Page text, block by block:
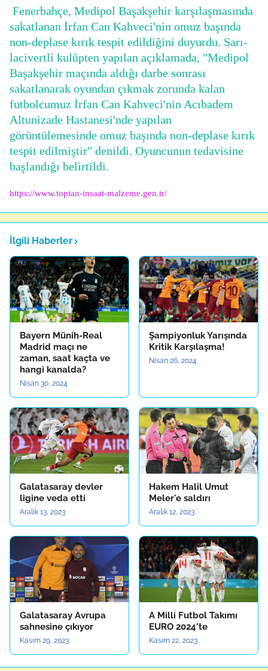
Fenerbahçe, Medipol Başakşehir karşılaşmasında
sakatlanan İrfan Can Kahveci'nin omuz başında
non-deplase kırık tespit edildiğini duyurdu. Sarı-
lacivertli kulüpten yapılan açıklamada, "Medipol
Başakşehir maçında aldığı darbe sonrası
sakatlanarak oyundan çıkmak zorunda kalan
futbolcumuz İrfan Can Kahveci'nin Acıbadem
Altunizade Hastanesi'nde yapılan
görüntülemesinde omuz başında non-deplase kırık
tespit edilmiştir" denildi. Oyuncunun tedavisine
başlandığı belirtildi.
https://www.toptan-insaat-malzeme.gen.tr/
İlgili Haberler
Bayern Münih-Real
Madrid maçı ne
zaman, saat kaçta ve
hangi kanalda?
Nisan 30, 2024
Şampiyonluk Yarışında
Kritik Karşılaşma!
Nisan 26, 2024
Galatasaray devler
ligine veda etti
Aralık 13, 2023
Hakem Halil Umut
Meler'e saldırı
Aralık 12, 2023
Galatasaray Avrupa
sahnesine çıkıyor
Kasım 29, 2023
A Milli Futbol Takımı
EURO 2024'te
Kasım 22, 2023